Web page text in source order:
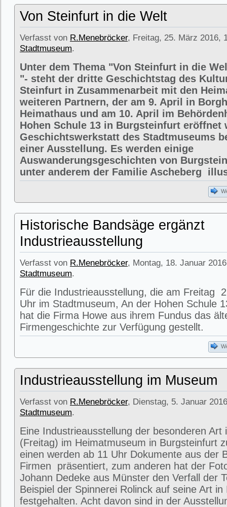
Von Steinfurt in die Welt
Verfasst von R.Menebröcker, Freitag, 25. März 2016,
Stadtmuseum.
Unter dem Thema "Von Steinfurt in die
"- steht der dritte Geschichtstag des
Steinfurt in Zusammenarbeit mit den
weiteren Partnern, der am 9. April in
Heimathaus und am 10. April im
Hohen Schule 13 in Burgsteinfurt eröffnet
Geschichtswerkstatt des Stadtmuseums
einer Ausstellung. Es werden einige
Auswanderungsgeschichten von
unter anderem der Familie Ascheberg
Historische Bandsäge ergänzt
Industrieausstellung
Verfasst von R.Menebröcker, Montag, 18. Januar
Stadtmuseum.
Für die Industrieausstellung, die am Freitag
Uhr im Stadtmuseum, An der Hohen Schule
hat die Firma Howe aus ihrem Fundus das
Firmengeschichte zur Verfügung gestellt.
Industrieausstellung im Museum
Verfasst von R.Menebröcker, Dienstag, 5. Januar
Stadtmuseum.
Eine Industrieausstellung der besonderen Art
(Freitag) im Heimatmuseum in Burgsteinfurt
einen werden ab 11 Uhr Dokumente aus der
Firmen präsentiert, zum anderen hat der
Johann Dedeke aus Münster den Verfall der
Beispiel der Spinnerei Rolinck auf seine Art
festgehalten. Acht davon sind in der